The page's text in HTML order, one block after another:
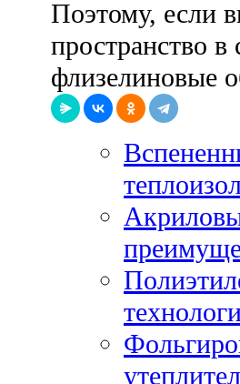
Поэтому, если
пространство
флизелиновые